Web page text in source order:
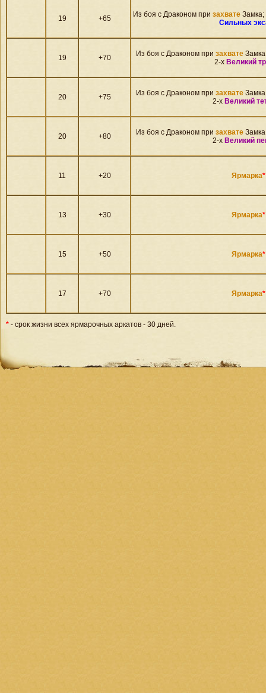
19 +65 Из боя c Драконом при захвате Замка;
Сильных
19 +70 Из боя c Драконом при захвате
2-х Великий
20 +75 Из боя c Драконом при захвате
2-х Великий
20 +80 Из боя c Драконом при захвате
2-х Великий
11 +20 Ярмарка*
13 +30 Ярмарка*
15 +50 Ярмарка*
17 +70 Ярмарка*
* - срок жизни всех ярмарочных аркатов - 30 дней.